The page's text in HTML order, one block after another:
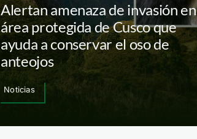
Alertan amenaza de invasión en
área protegida de Cusco que
ayuda a conservar el oso de
anteojos
Noticias